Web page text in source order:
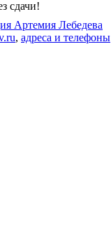
сдачи!
Артемия Лебедева
, адреса и телефоны